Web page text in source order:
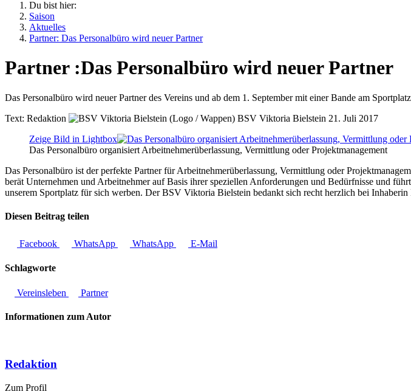
Du bist hier:
Saison
Aktuelles
Partner: Das Personalbüro wird neuer Partner
Partner :Das Personalbüro wird neuer Partner
Das Personalbüro wird neuer Partner des Vereins und ab dem 1. September mit einer Bande am
Text: Redaktion BSV Viktoria Bielstein 21. Juli 2017
Zeige Bild in Lightbox
Das Personalbüro organisiert Arbeitnehmerüberlassung, Vermittlung oder Projektmanagement
Das Personalbüro ist der perfekte Partner für Arbeitnehmerüberlassung, Vermittlung oder
berät Unternehmen und Arbeitnehmer auf Basis ihrer speziellen Anforderungen und Bedürfnisse und
unserem Sportplatz für sich werben. Der BSV Viktoria Bielstein bedankt sich recht herzlich bei
Diesen Beitrag teilen
Facebook WhatsApp WhatsApp E-Mail
Schlagworte
Vereinsleben Partner
Informationen zum Autor
Redaktion
Zum Profil